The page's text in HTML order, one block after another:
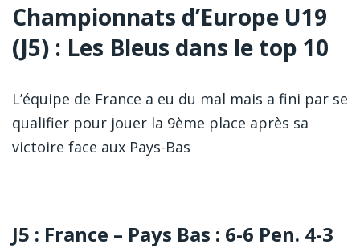
Championnats d’Europe U19
(J5) : Les Bleus dans le top 10
L’équipe de France a eu du mal mais a fini par se
qualifier pour jouer la 9ème place après sa
victoire face aux Pays-Bas
J5 : France – Pays Bas : 6-6 Pen. 4-3